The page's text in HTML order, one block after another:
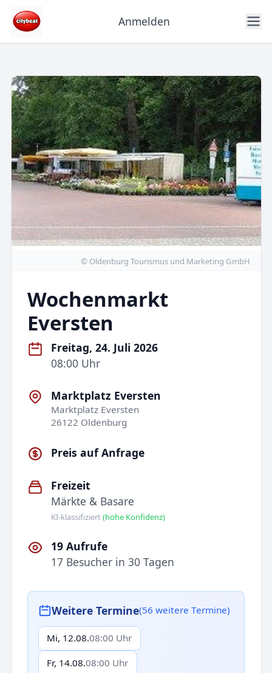
Anmelden
© Oldenburg Tourismus und Marketing GmbH
Wochenmarkt
Eversten
Freitag, 24. Juli 2026
08:00 Uhr
Marktplatz Eversten
Marktplatz Eversten
26122 Oldenburg
Preis auf Anfrage
Freizeit
Märkte & Basare
KI-klassifiziert(hohe Konfidenz)
19 Aufrufe
17 Besucher in 30 Tagen
Weitere Termine(56 weitere Termine)
Mi, 12.08.08:00 Uhr
Fr, 14.08.08:00 Uhr